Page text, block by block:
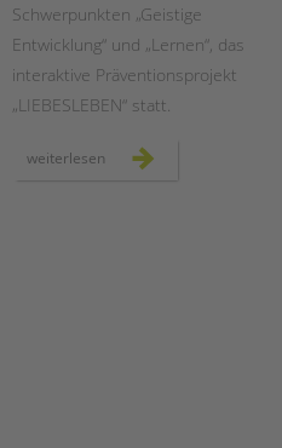
Schwerpunkten „Geistige
Entwicklung“ und „Lernen“, das
interaktive Präventionsprojekt
„LIEBESLEBEN“ statt.
weiterlesen pestalozzi-
schule: